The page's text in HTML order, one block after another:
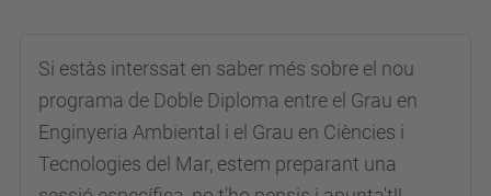
Si estàs interssat en saber més sobre el nou
programa de Doble Diploma entre el Grau en
Enginyeria Ambiental i el Grau en Ciències i
Tecnologies del Mar, estem preparant una